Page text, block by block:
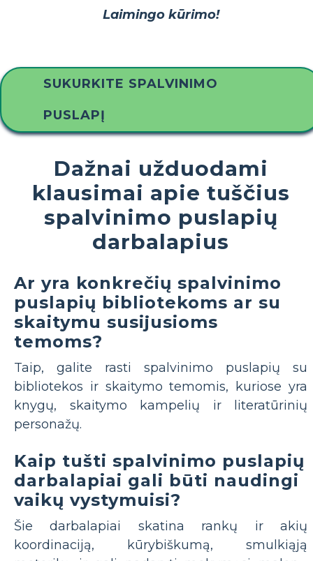
Laimingo kūrimo!
SUKURKITE SPALVINIMO
PUSLAPĮ
Dažnai užduodami
klausimai apie tuščius
spalvinimo puslapių
darbalapius
Ar yra konkrečių spalvinimo
puslapių bibliotekoms ar su
skaitymu susijusioms
temoms?
Taip, galite rasti spalvinimo puslapių su
bibliotekos ir skaitymo temomis, kuriose yra
knygų, skaitymo kampelių ir literatūrinių
personažų.
Kaip tušti spalvinimo puslapių
darbalapiai gali būti naudingi
vaikų vystymuisi?
Šie darbalapiai skatina rankų ir akių
koordinaciją, kūrybiškumą, smulkiąją